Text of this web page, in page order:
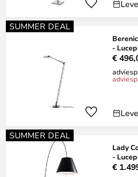
SUMMER DEAL
-
€
SUMMER DEAL
Lady
-
€